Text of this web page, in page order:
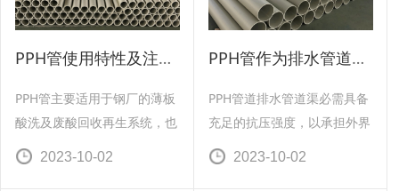
PPH管使用特性及注意事项
2023-10-02
PPH管主要适用于钢厂的薄板
酸洗及废酸回收再生系统，也
可用于化工、环保、电厂、食
品加工等领域。
PPH管作为排水管道使用效果
2023-10-02
PPH管道排水管道渠必需具备
充足的抗压强度，以承担外界
的载荷和内部的压力。排水管
道渠必需能抵御废水中残渣侵